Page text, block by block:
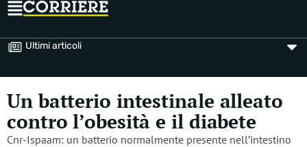
Ultimi articoli
Un batterio intestinale alleato
contro l’obesità e il diabete
Cnr-Ispaam: un batterio normalmente presente nell’intestino